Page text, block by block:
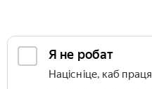
Я не робат
Націсніце, каб